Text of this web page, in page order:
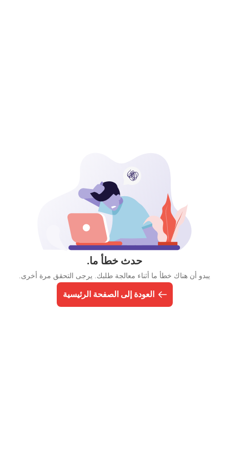
حدث خطأ ما.
يبدو أن هناك خطأ ما أثناء معالجة طلبك. يرجى التحقق مرة أخرى.
العودة إلى الصفحة الرئيسية